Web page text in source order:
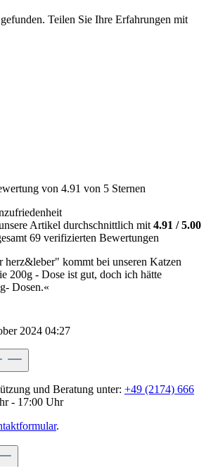
Teilen Sie Ihre Erfahrungen mit
von 4.91 von 5 Sternen
Artikel durchschnittlich mit 4.91 / 5.00
69 verifizierten Bewertungen
herz&leber" kommt bei unseren Katzen
200g - Dose ist gut, doch ich hätte
Dosen.«
2024 04:27
und Beratung unter: +49 (2174) 666
- 17:00 Uhr
.